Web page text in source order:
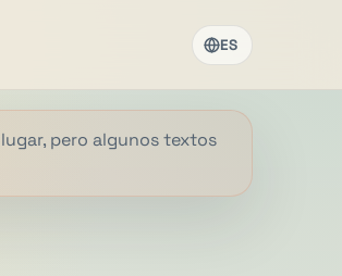
ES
pero algunos textos